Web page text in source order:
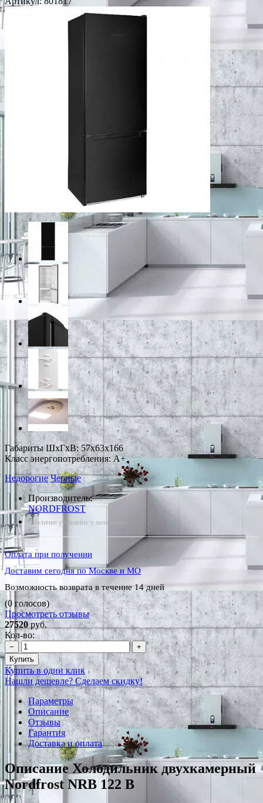
Габариты ШxГxВ: 57x63x166
Класс энергопотребления: A+
Недорогие Черные
Производитель:
NORDFROST
*Наличие уточняйте у менеджера
Оплата при получении
Доставим сегодня по Москве и МО
Возможность возврата в течение 14 дней
(0 голосов)
Просмотреть отзывы
27520 руб.
Кол-во:
−
+
Купить
Купить в один клик
Нашли дешевле? Сделаем скидку!
Параметры
Описание
Отзывы
Гарантия
Доставка и оплата
Описание Холодильник двухкамерный
Nordfrost NRB 122 B